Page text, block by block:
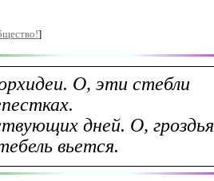
]
О, эти стебли
дней. О, гроздья
вьется.